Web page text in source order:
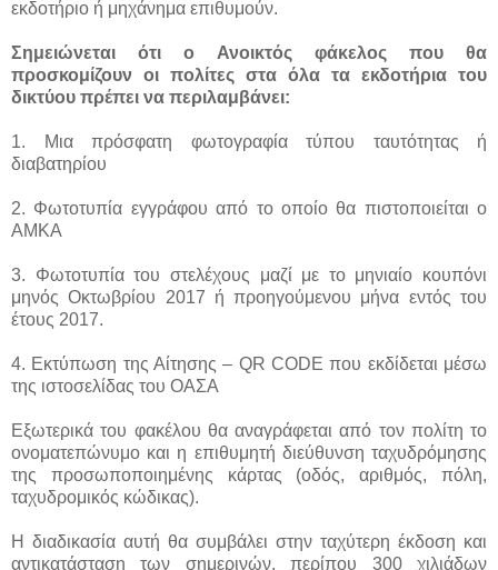
εκδοτήριο ή μηχάνημα επιθυμούν.
Σημειώνεται ότι ο Ανοικτός φάκελος που θα
προσκομίζουν οι πολίτες στα όλα τα εκδοτήρια του
δικτύου πρέπει να περιλαμβάνει:
1. Μια πρόσφατη φωτογραφία τύπου ταυτότητας ή
διαβατηρίου
2. Φωτοτυπία εγγράφου από το οποίο θα πιστοποιείται ο
ΑΜΚΑ
3. Φωτοτυπία του στελέχους μαζί με το μηνιαίο κουπόνι
μηνός Οκτωβρίου 2017 ή προηγούμενου μήνα εντός του
έτους 2017.
4. Εκτύπωση της Αίτησης – QR CODE που εκδίδεται μέσω
της ιστοσελίδας του ΟΑΣΑ
Εξωτερικά του φακέλου θα αναγράφεται από τον πολίτη το
ονοματεπώνυμο και η επιθυμητή διεύθυνση ταχυδρόμησης
της προσωποποιημένης κάρτας (οδός, αριθμός, πόλη,
ταχυδρομικός κώδικας).
Η διαδικασία αυτή θα συμβάλει στην ταχύτερη έκδοση και
αντικατάσταση των σημερινών, περίπου 300 χιλιάδων